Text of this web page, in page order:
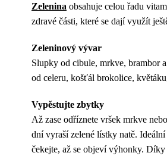
Zelenina obsahuje celou řadu
zdravé části, které se dají využít
Zeleninový vývar
Slupky od cibule, mrkve, brambor
od celeru, košťál brokolice,
Vypěstujte zbytky
Až zase odříznete vršek mrkve
dní vyraší zelené lístky natě.
čekejte, až se objeví výhonky. Díky